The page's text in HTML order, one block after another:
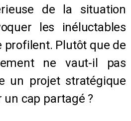
de la situation
les inéluctables
profilent. Plutôt que de
ne vaut-il pas
un projet stratégique
un cap partagé ?